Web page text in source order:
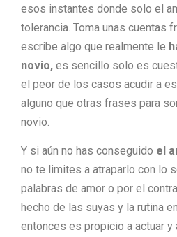
esos instantes donde solo el
tolerancia. Toma unas cuentas
escribe algo que realmente le
novio, es sencillo solo es
el peor de los casos acudir a
alguno que otras frases para
novio.
Y si aún no has conseguido el
no te limites a atraparlo con lo
palabras de amor o por el
hecho de las suyas y la rutina
entonces es propicio a actuar y